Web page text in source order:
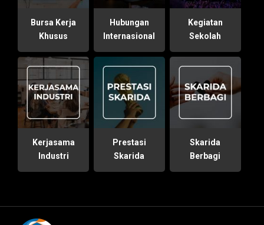
Bursa Kerja
Khusus
Hubungan
Internasional
Kegiatan
Sekolah
Kerjasama
Industri
Prestasi
Skarida
Skarida
Berbagi